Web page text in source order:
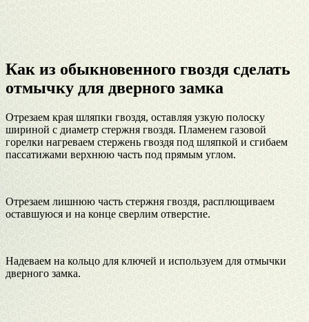
Как из обыкновенного гвоздя сделать
отмычку для дверного замка
Отрезаем края шляпки гвоздя, оставляя узкую полоску
шириной с диаметр стержня гвоздя. Пламенем газовой
горелки нагреваем стержень гвоздя под шляпкой и сгибаем
пассатижами верхнюю часть под прямым углом.
Отрезаем лишнюю часть стержня гвоздя, расплющиваем
оставшуюся и на конце сверлим отверстие.
Надеваем на кольцо для ключей и используем для отмычки
дверного замка.